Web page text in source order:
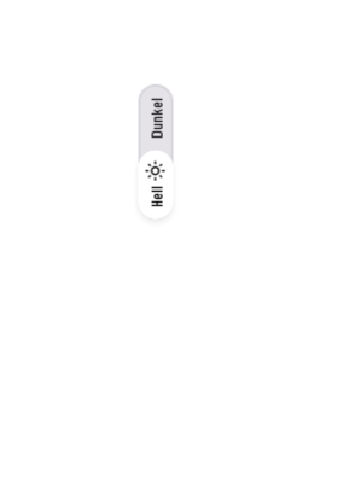
Hell
Dunkel
Hell
Dunkel